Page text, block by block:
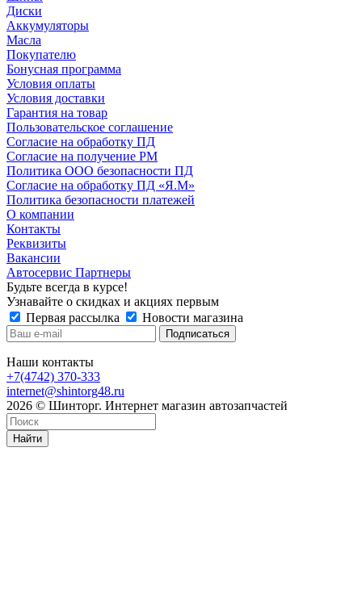
Диски
Аккумуляторы
Масла
Покупателю
Бонусная программа
Условия оплаты
Условия доставки
Гарантия на товар
Пользовательское соглашение
Согласие на обработку ПД
Согласие на получение РМ
Политика ООО безопасности ПД
Согласие на обработку ПД «Я.М»
Политика безопасности платежей
О компании
Контакты
Реквизиты
Вакансии
Автосервис Партнеры
Будьте всегда в курсе!
Узнавайте о скидках и акциях первым
Первая рассылка
Новости магазина
Наши контакты
+7(4742) 370-333
internet@shintorg48.ru
2026 © Шинторг. Интернет магазин автозапчастей
Найти